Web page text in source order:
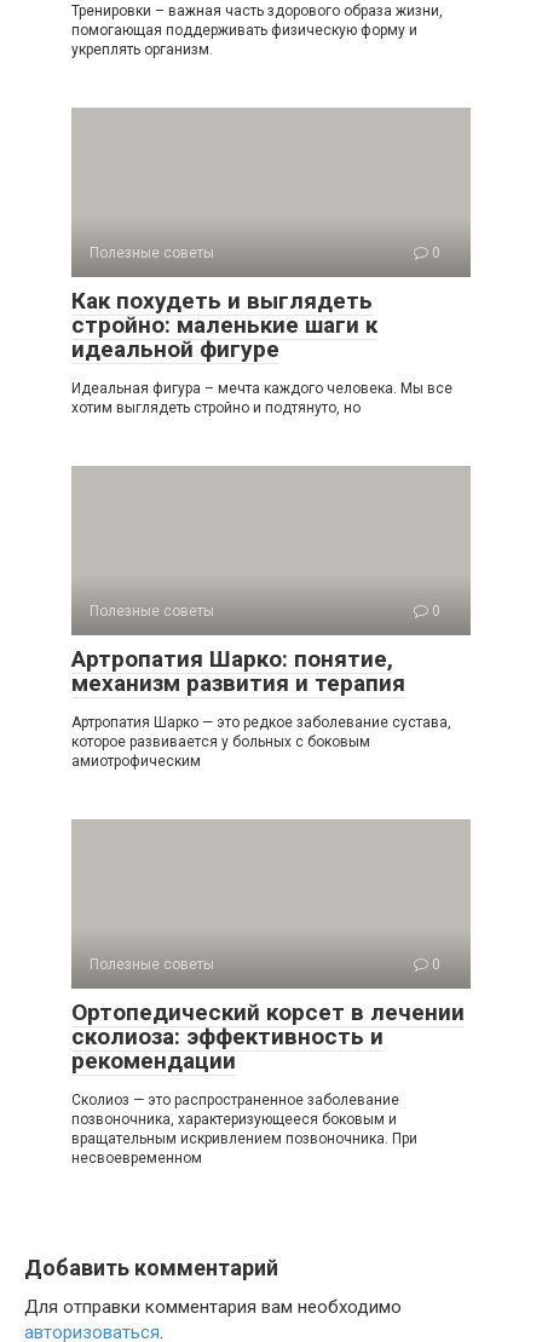
Тренировки – важная часть здорового образа жизни,
помогающая поддерживать физическую форму и
укреплять организм.
Полезные советы 0
Как похудеть и выглядеть
стройно: маленькие шаги к
идеальной фигуре
Идеальная фигура – мечта каждого человека. Мы все
хотим выглядеть стройно и подтянуто, но
Полезные советы 0
Артропатия Шарко: понятие,
механизм развития и терапия
Артропатия Шарко — это редкое заболевание сустава,
которое развивается у больных с боковым
амиотрофическим
Полезные советы 0
Ортопедический корсет в лечении
сколиоза: эффективность и
рекомендации
Сколиоз — это распространенное заболевание
позвоночника, характеризующееся боковым и
вращательным искривлением позвоночника. При
несвоевременном
Добавить комментарий
Для отправки комментария вам необходимо
авторизоваться.